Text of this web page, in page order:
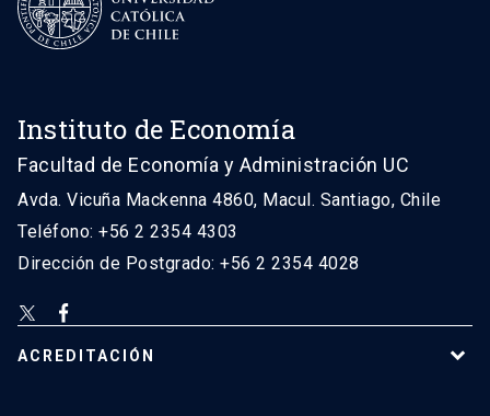
Instituto de Economía
Facultad de Economía y Administración UC
Avda. Vicuña Mackenna 4860, Macul. Santiago, Chile
Teléfono: +56 2 2354 4303
Dirección de Postgrado: +56 2 2354 4028
ACREDITACIÓN